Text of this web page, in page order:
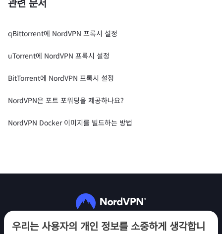
우리는 사용자의 개인 정보를 소중하게 생각합니
관련 문서
qBittorrent에 NordVPN 프록시 설정
uTorrent에 NordVPN 프록시 설정
BitTorrent에 NordVPN 프록시 설정
NordVPN은 포트 포워딩을 제공하나요?
NordVPN Docker 이미지를 빌드하는 방법